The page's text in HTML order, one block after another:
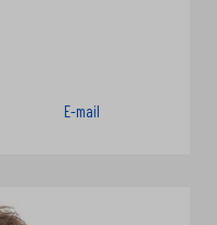
E-mail